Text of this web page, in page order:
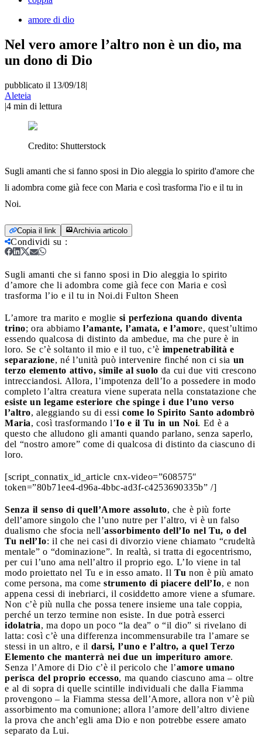
amore di dio
Nel vero amore l’altro non è un dio, ma
un dono di Dio
pubblicato il 13/09/18|
Aleteia
|4 min di lettura
Credito: Shutterstock
Sugli amanti che si fanno sposi in Dio aleggia lo spirito d'amore che
li adombra come già fece con Maria e così trasforma l'io e il tu in
Noi.
Copia il link Archivia articolo
Condividi su :
Sugli amanti che si fanno sposi in Dio aleggia lo spirito
d’amore che li adombra come già fece con Maria e così
trasforma l’io e il tu in Noi.di Fulton Sheen
L’amore tra marito e moglie si perfeziona quando diventa
trino; ora abbiamo l’amante, l’amata, e l’amore, quest’ultimo
essendo qualcosa di distinto da ambedue, ma che pure è in
loro. Se c’è soltanto il mio e il tuo, c’è impenetrabilità e
separazione, né l’unità può intervenire finché non ci sia un
terzo elemento attivo, simile al suolo da cui due viti crescono
intrecciandosi. Allora, l’impotenza dell’Io a possedere in modo
completo l’altra creatura viene superata nella constatazione che
esiste un legame esteriore che spinge i due l’uno verso
l’altro, aleggiando su di essi come lo Spirito Santo adombrò
Maria, così trasformando l’Io e il Tu in un Noi. Ed è a
questo che alludono gli amanti quando parlano, senza saperlo,
del “nostro amore” come di qualcosa di distinto da ciascuno di
loro.
[script_connatix_id_article cnx-video=”608575″
token=”80b71ee4-d96a-4bbc-ad3f-c4253690335b” /]
Senza il senso di quell’Amore assoluto, che è più forte
dell’amore singolo che l’uno nutre per l’altro, vi è un falso
dualismo che sfocia nell’assorbimento dell’Io nel Tu, o del
Tu nell’Io: il che nei casi di divorzio viene chiamato “crudeltà
mentale” o “dominazione”. In realtà, si tratta di egocentrismo,
per cui l’uno ama nell’altro il proprio ego. L’Io viene in tal
modo proiettato nel Tu e in esso amato. Il Tu non è più amato
come persona, ma come strumento di piacere dell’Io, e non
appena cessi di inebriarci, il cosiddetto amore viene a sfumare.
Non c’è più nulla che possa tenere insieme una tale coppia,
perché un terzo termine non esiste. In due potrà esserci
idolatria, ma dopo un poco “la dea” o “il dio” si rivelano di
latta: così c’è una differenza incommensurabile tra l’amare se
stessi in un altro, e il darsi, l’uno e l’altro, a quel Terzo
Elemento che manterrà nei due un imperituro amore.
Senza l’Amore di Dio c’è il pericolo che l’amore umano
perisca del proprio eccesso, ma quando ciascuno ama – oltre
e al di sopra di quelle scintille individuali che dalla Fiamma
provengono – la Fiamma stessa dell’Amore, allora non v’è più
assorbimento ma comunione; allora l’amore dell’altro diviene
la prova che anch’egli ama Dio e non potrebbe essere amato
separato da Lui.